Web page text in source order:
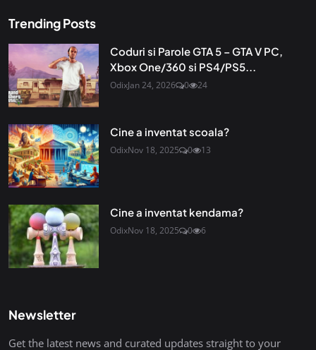
Trending Posts
Coduri si Parole GTA 5 – GTA V PC,
Xbox One/360 si PS4/PS5...
OdixJan 24, 2026 0 24
Cine a inventat scoala?
OdixNov 18, 2025 0 13
Cine a inventat kendama?
OdixNov 18, 2025 0 6
Newsletter
Get the latest news and curated updates straight to your